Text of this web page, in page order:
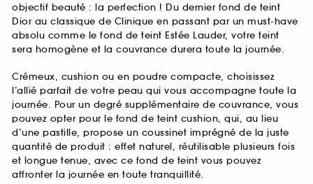
objectif beauté : la perfection ! Du dernier fond de teint
Dior au classique de Clinique en passant par un must-have
absolu comme le fond de teint Estée Lauder, votre teint
sera homogène et la couvrance durera toute la journée.
Crémeux, cushion ou en poudre compacte, choisissez
l’allié parfait de votre peau qui vous accompagne toute la
journée. Pour un degré supplémentaire de couvrance, vous
pouvez opter pour le fond de teint cushion, qui, au lieu
d’une pastille, propose un coussinet imprégné de la juste
quantité de produit : effet naturel, réutilisable plusieurs fois
et longue tenue, avec ce fond de teint vous pouvez
affronter la journée en toute tranquillité.